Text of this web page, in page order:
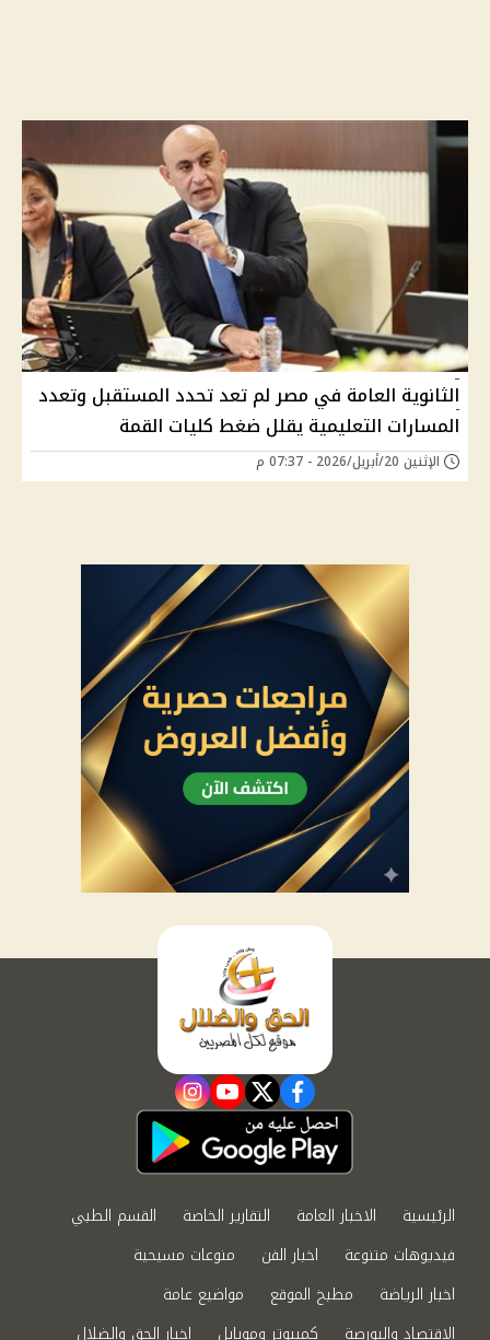
الثانوية العامة في مصر لم تعد تحدد المستقبل وتعدد
المسارات التعليمية يقلل ضغط كليات القمة
الإثنين 20/أبريل/2026 - 07:37 م
facebook
twitter
youtube
instagram
الرئيسية الاخبار العامة التقارير الخاصة
القسم الطبي
فيديوهات متنوعة
اخبار الفن
منوعات مسيحية
اخبار الرياضة
مطبخ الموقع
مواضيع عامة
الاقتصاد والبورصة
كمبيوتر وموبايل اخبار الحق والضلال